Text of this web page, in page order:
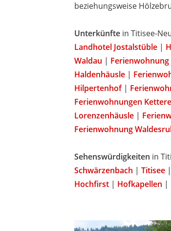
beziehungsweise
Unterkünfte in Titisee-
Landhotel Jostalstüble |
Waldau | Ferienwohnung
Haldenhäusle |
Hilpertenhof|
Ferienwohnungen
Lorenzenhäusle |
Ferienwohnung
Sehenswürdigkeiten in
Schwärzenbach | Titisee |
Hochfirst | Hofkapellen |